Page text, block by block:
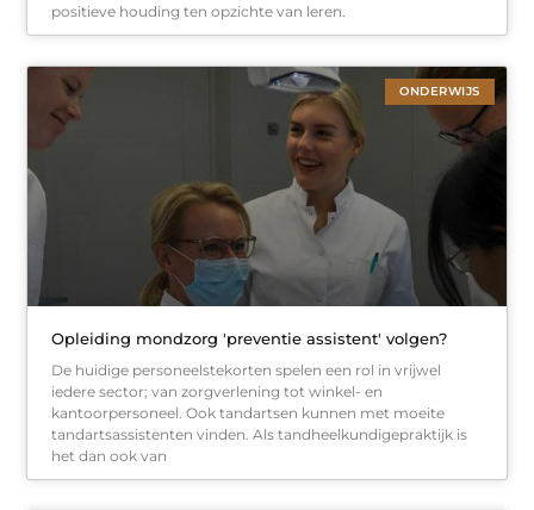
positieve houding ten opzichte van leren.
ONDERWIJS
Opleiding mondzorg 'preventie assistent' volgen?
De huidige personeelstekorten spelen een rol in vrijwel
iedere sector; van zorgverlening tot winkel- en
kantoorpersoneel. Ook tandartsen kunnen met moeite
tandartsassistenten vinden. Als tandheelkundigepraktijk is
het dan ook van